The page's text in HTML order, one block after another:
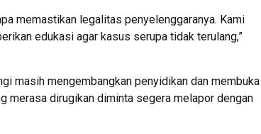
memastikan legalitas penyelenggaranya. Kami
edukasi agar kasus serupa tidak terulang,”
masih mengembangkan penyidikan dan membuka
merasa dirugikan diminta segera melapor dengan